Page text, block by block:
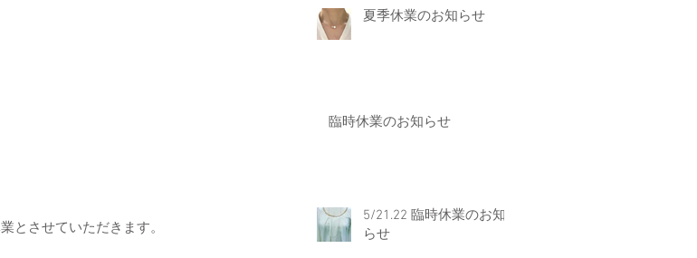
とさせていただきます。
夏季休業のお知らせ
臨時休業のお知らせ
5/21.22 臨時休業のお知
らせ